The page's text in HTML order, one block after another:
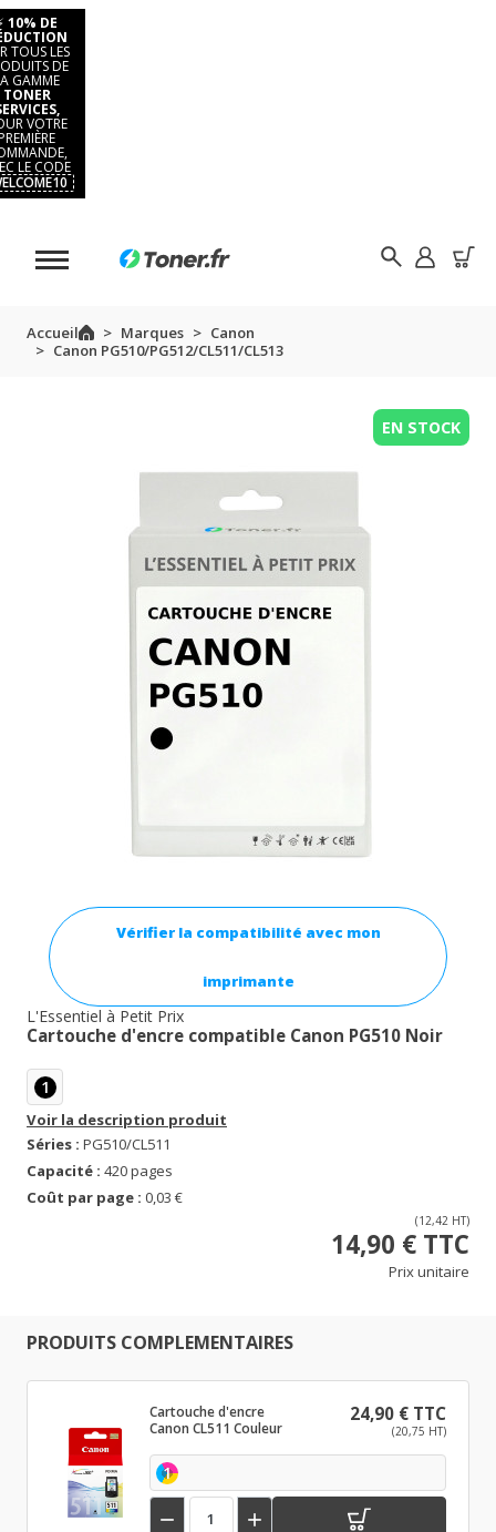
10% DE
TOUS LES
DE
GAMME
TONER
VOTRE
LE CODE
Accueil Marques
Canon
Canon PG510/PG512/CL511/CL513
EN STOCK
Vérifier la compatibilité avec mon
imprimante
L'Essentiel à Petit Prix
Cartouche d'encre compatible Canon PG510 Noir
1
Voir la description produit
Séries : PG510/CL511
Capacité : 420 pages
Coût par page : 0,03 €
(12,42 HT)
14,90 € TTC
Prix unitaire
PRODUITS COMPLEMENTAIRES
Cartouche d'encre
Canon CL511 Couleur
24,90 € TTC
(20,75 HT)
1
 